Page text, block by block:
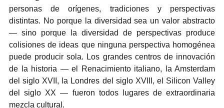
personas de orígenes, tradiciones y perspectivas
distintas. No porque la diversidad sea un valor abstracto
— sino porque la diversidad de perspectivas produce
colisiones de ideas que ninguna perspectiva homogénea
puede producir sola. Los grandes centros de innovación
de la historia — el Renacimiento italiano, la Amsterdam
del siglo XVII, la Londres del siglo XVIII, el Silicon Valley
del siglo XX — fueron todos lugares de extraordinaria
mezcla cultural.